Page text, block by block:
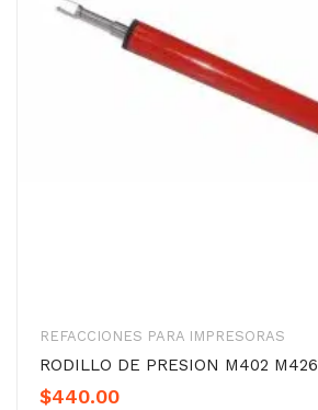
REFACCIONES PARA IMPRESORAS
RODILLO DE PRESION M402 M426
$440.00